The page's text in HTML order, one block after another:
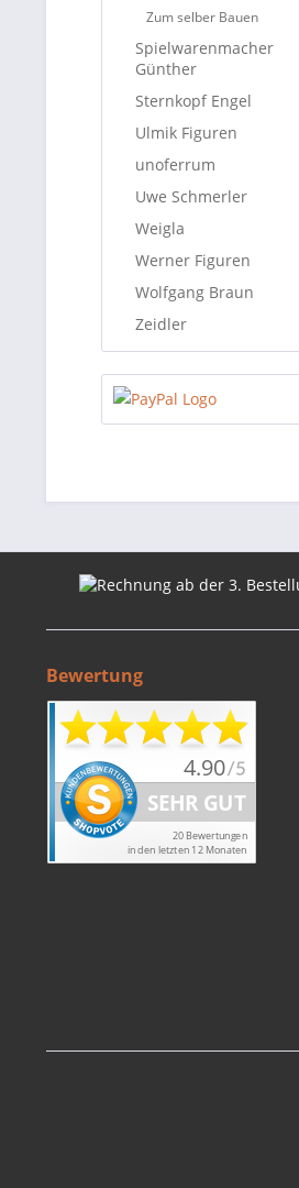
Zum selber Bauen
Spielwarenmacher
Günther
Sternkopf Engel
Ulmik Figuren
unoferrum
Uwe Schmerler
Weigla
Werner Figuren
Wolfgang Braun
Zeidler
Bewertung